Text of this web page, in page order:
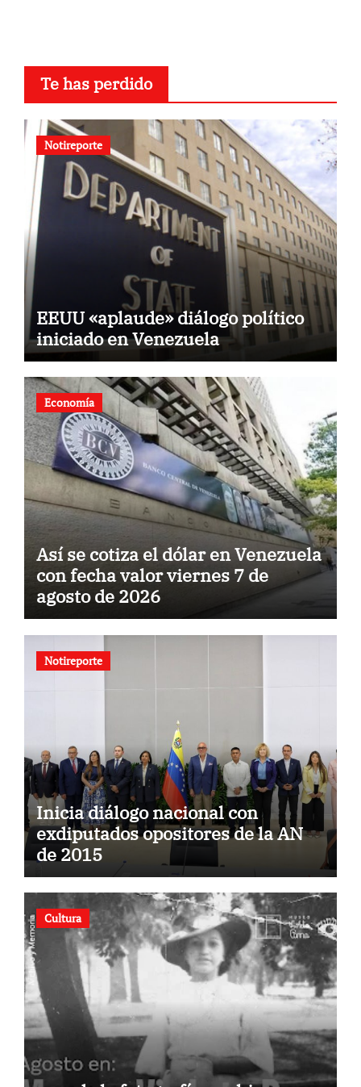
Te has perdido
Notireporte
EEUU «aplaude» diálogo político
iniciado en Venezuela
Economía
Así se cotiza el dólar en Venezuela
con fecha valor viernes 7 de
agosto de 2026
Notireporte
Inicia diálogo nacional con
exdiputados opositores de la AN
de 2015
Cultura